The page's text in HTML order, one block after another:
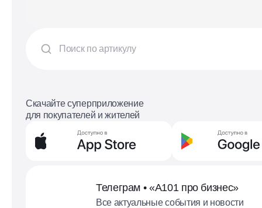
Скачайте суперприложение
для покупателей и жителей
Телеграм • «А101 про бизнес»
Все актуальные события и новости